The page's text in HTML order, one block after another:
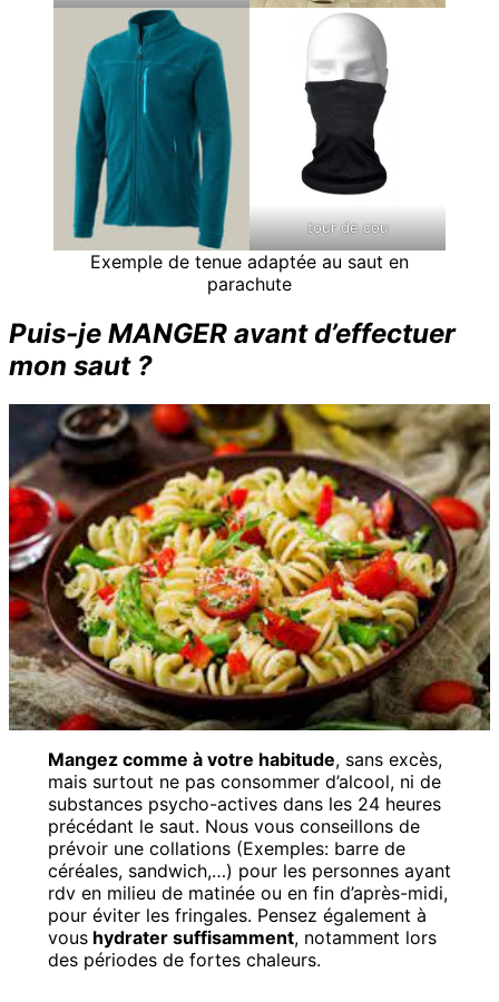
tour de cou
Exemple de tenue adaptée au saut en
parachute
Puis-je MANGER avant d’effectuer
mon saut ?
Mangez comme à votre habitude, sans excès,
mais surtout ne pas consommer d’alcool, ni de
substances psycho-actives dans les 24 heures
précédant le saut. Nous vous conseillons de
prévoir une collations (Exemples: barre de
céréales, sandwich,…) pour les personnes ayant
rdv en milieu de matinée ou en fin d’après-midi,
pour éviter les fringales. Pensez également à
voushydrater suffisamment, notamment lors
des périodes de fortes chaleurs.